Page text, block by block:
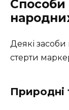
Способи
Деякі засоби
стерти
Природні